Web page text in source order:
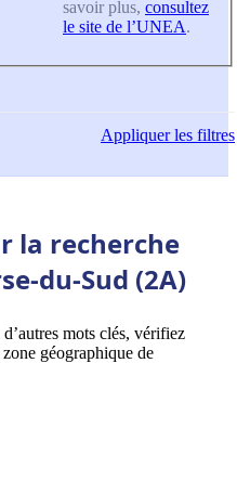
savoir plus, consultez
le site de l’UNEA.
Appliquerles filtres
la recherche
du-Sud (2A)
mots clés, vérifiez
géographique de